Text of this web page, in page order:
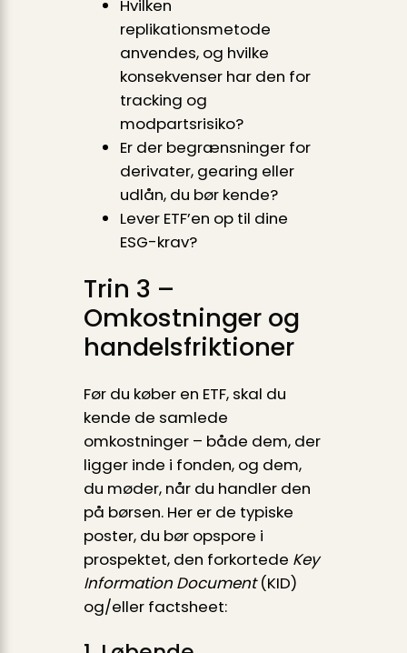
Hvilken
replikationsmetode
anvendes, og hvilke
konsekvenser har den for
tracking og
modpartsrisiko?
Er der begrænsninger for
derivater, gearing eller
udlån, du bør kende?
Lever ETF’en op til dine
ESG-krav?
Trin 3 –
Omkostninger og
handelsfriktioner
Før du køber en ETF, skal du
kende de samlede
omkostninger – både dem, der
ligger inde i fonden, og dem,
du møder, når du handler den
på børsen. Her er de typiske
poster, du bør opspore i
prospektet, den forkortede Key
Information Document(KID)
og/eller factsheet: